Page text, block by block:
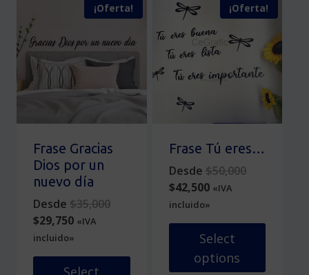
variantes.
Las
opciones
elegir
en
la
página
producto
múltiples
variantes.
Las
opciones
se
pueden
elegir
la
de
producto
¡Oferta!
Frase Gracias
Dios por un
nuevo día
Desde $35,000Original
$35,000.
$29,750Current
price
is:
$29,750.
«IVA
incluido»
Select
¡Oferta!
Frase Tú eres…
Desde $50,000Original
$50,000.
$42,500Current
price
is:
$42,500.
«IVA
incluido»
Select
options